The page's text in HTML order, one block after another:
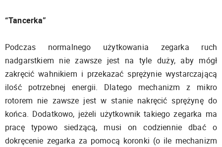
“Tancerka”
Podczas normalnego użytkowania zegarka ruch
nadgarstkiem nie zawsze jest na tyle duży, aby mógł
zakręcić wahnikiem i przekazać sprężynie wystarczającą
ilość potrzebnej energii. Dlatego mechanizm z mikro
rotorem nie zawsze jest w stanie nakręcić sprężynę do
końca. Dodatkowo, jeżeli użytkownik takiego zegarka ma
pracę typowo siedzącą, musi on codziennie dbać o
dokręcenie zegarka za pomocą koronki (o ile mechanizm